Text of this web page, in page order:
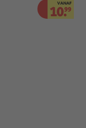
VANAF
10.99